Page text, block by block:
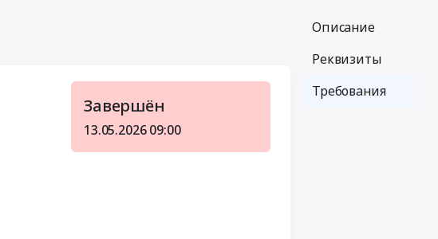
Завершён
13.05.2026 09:00
Описание
Реквизиты
Требования